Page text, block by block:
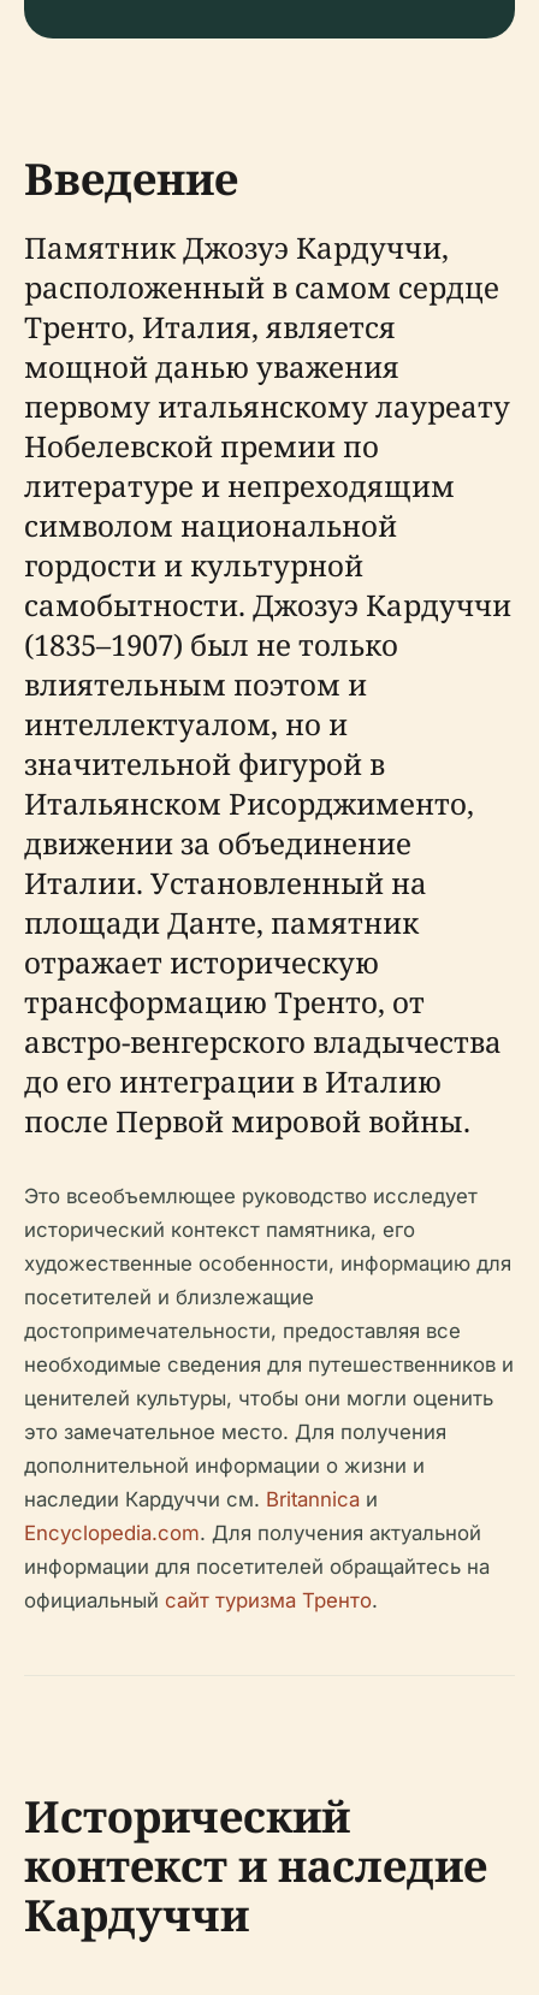
Введение
Памятник Джозуэ Кардуччи,
расположенный в самом сердце
Тренто, Италия, является
мощной данью уважения
первому итальянскому лауреату
Нобелевской премии по
литературе и непреходящим
символом национальной
гордости и культурной
самобытности. Джозуэ Кардуччи
(1835–1907) был не только
влиятельным поэтом и
интеллектуалом, но и
значительной фигурой в
Итальянском Рисорджименто,
движении за объединение
Италии. Установленный на
площади Данте, памятник
отражает историческую
трансформацию Тренто, от
австро-венгерского владычества
до его интеграции в Италию
после Первой мировой войны.
Это всеобъемлющее руководство исследует
исторический контекст памятника, его
художественные особенности, информацию для
посетителей и близлежащие
достопримечательности, предоставляя все
необходимые сведения для путешественников и
ценителей культуры, чтобы они могли оценить
это замечательное место. Для получения
дополнительной информации о жизни и
наследии Кардуччи см. Britannica и
Encyclopedia.com. Для получения актуальной
информации для посетителей обращайтесь на
официальный сайт туризма Тренто.
Исторический
контекст и наследие
Кардуччи